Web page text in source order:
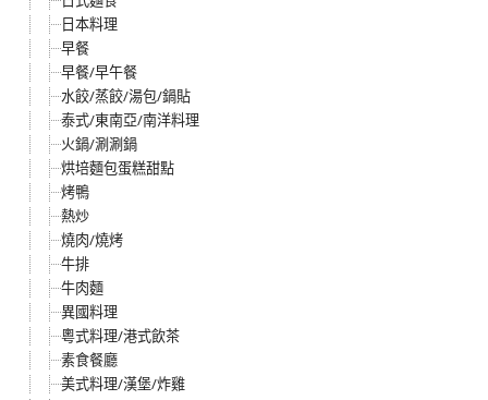
日本料理
早餐
早餐/早午餐
水餃/蒸餃/湯包/鍋貼
泰式/東南亞/南洋料理
火鍋/涮涮鍋
烘培麵包蛋糕甜點
烤鴨
熱炒
燒肉/燒烤
牛排
牛肉麵
異國料理
粵式料理/港式飲茶
素食餐廳
美式料理/漢堡/炸雞